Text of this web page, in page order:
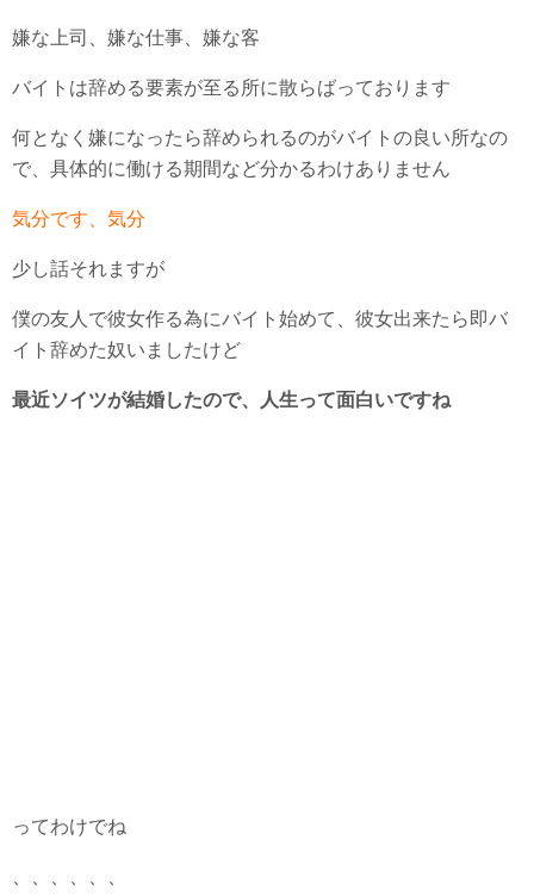
嫌な上司、嫌な仕事、嫌な客
バイトは辞める要素が至る所に散らばっております
何となく嫌になったら辞められるのがバイトの良い所なの
で、具体的に働ける期間など分かるわけありません
気分です、気分
少し話それますが
僕の友人で彼女作る為にバイト始めて、彼女出来たら即バ
イト辞めた奴いましたけど
最近ソイツが結婚したので、人生って面白いですね
ってわけでね